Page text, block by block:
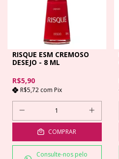
RISQUE ESM CREMOSO
DESEJO - 8 ML
R$5,90
R$5,72 com Pix
COMPRAR
Consulte-nos pelo